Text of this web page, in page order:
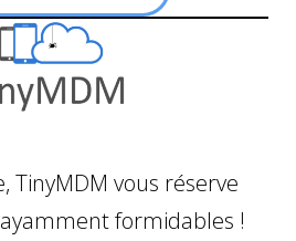
TinyMDM vous réserve
formidables !